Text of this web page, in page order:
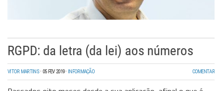
RGPD: da letra (da lei) aos números
VITOR MARTINS· 05 FEV 2019· INFORMAÇÃO COMENTAR